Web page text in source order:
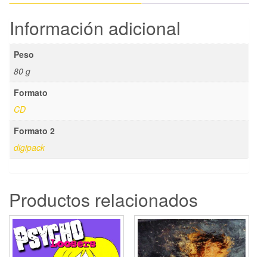
Información adicional
Peso
80 g
Formato
CD
Formato 2
digipack
Productos relacionados